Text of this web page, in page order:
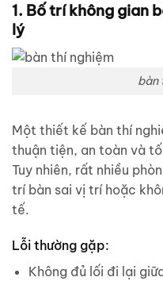
1. Bố trí không gian
lý
bàn
Một thiết kế bàn thí
thuận tiện, an toàn và
Tuy nhiên, rất nhiều
trí bàn sai vị trí hoặc
tế.
Lỗi thường gặp:
Không đủ lối đi lại